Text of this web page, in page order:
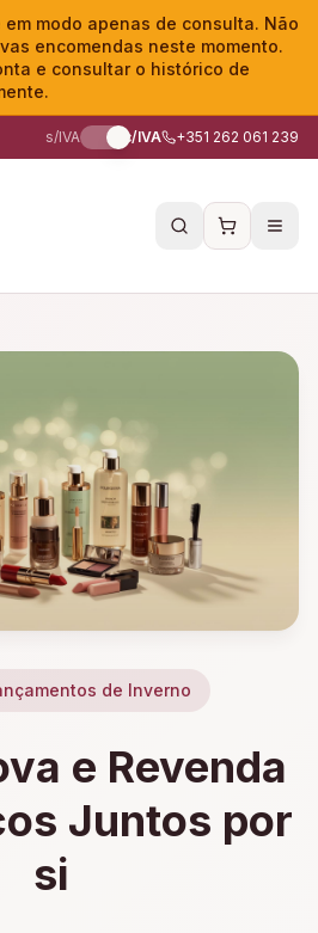
modo apenas de consulta. Não
encomendas neste momento.
e consultar o histórico de
s/IVA c/IVA +351 262 061 239
de Inverno
e Revenda
Juntos por
si